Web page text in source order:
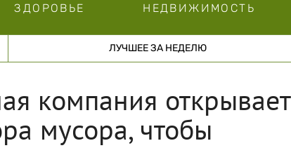
ЗДОРОВЬЕ НЕДВИЖИМОСТЬ
ЛУЧШЕЕ ЗА НЕДЕЛЮ
компания открывает
мусора, чтобы